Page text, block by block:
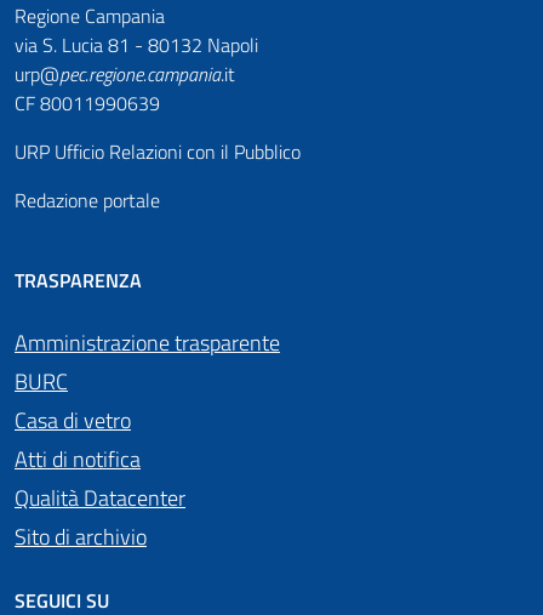
Regione Campania
via S. Lucia 81 - 80132 Napoli
urp@pec.regione.campania.it
CF 80011990639
URP Ufficio Relazioni con il Pubblico
Redazione portale
TRASPARENZA
Amministrazione trasparente
BURC
Casa di vetro
Atti di notifica
Qualità Datacenter
Sito di archivio
SEGUICI SU